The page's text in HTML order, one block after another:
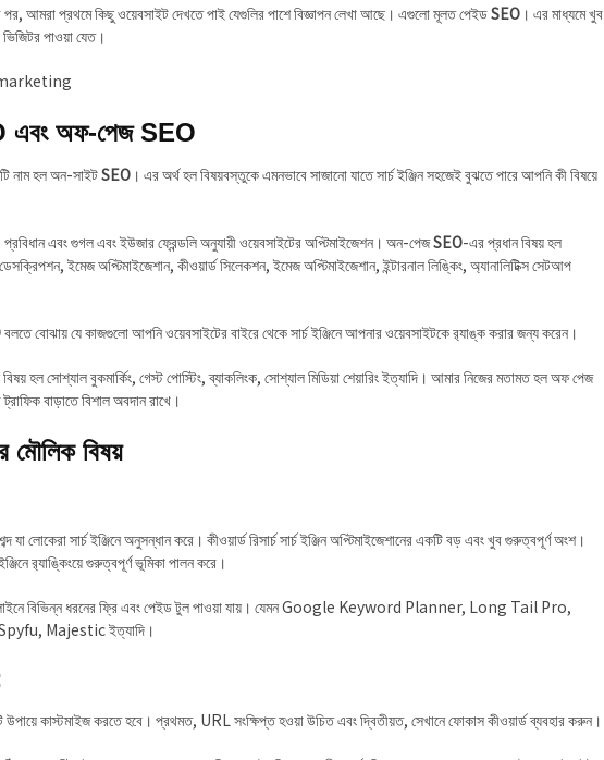
আমরা প্রথমে কিছু ওয়েবসাইট দেখতে পাই যেগুলির পাশে বিজ্ঞাপন লেখা আছে। এগুলো মূলত পেইডSEO । এর মাধ্যমে খুব
পাওয়া যেত।
এবং অফ-পেজ SEO
নাম হল অন-সাইটSEO । এর অর্থ হল বিষয়বস্তুকে এমনভাবে সাজানো যাতে সার্চ ইঞ্জিন সহজেই বুঝতে পারে আপনি কী বিষয়ে
এবং গুগল এবং ইউজার ফ্রেন্ডলি অনুযায়ী ওয়েবসাইটের অপ্টিমাইজেশন। অন-পেজSEO-এর প্রধান বিষয় হল
ইমেজ অপ্টিমাইজেশান, কীওয়ার্ড সিলেকশন, ইমেজ অপ্টিমাইজেশান, ইন্টারনাল লিঙ্কিং, অ্যানালিটিক্স সেটআপ
বলতে বোঝায় যে কাজগুলো আপনি ওয়েবসাইটের বাইরে থেকে সার্চ ইঞ্জিনে আপনার ওয়েবসাইটকে র‌্যাঙ্ক করার জন্য করেন।
হল সোশ্যাল বুকমার্কিং, গেস্ট পোস্টিং, ব্যাকলিংক, সোশ্যাল মিডিয়া শেয়ারিং ইত্যাদি। আমার নিজের মতামত হল অফ পেজ
বাড়াতে বিশাল অবদান রাখে।
মৌলিক বিষয়
যা লোকেরা সার্চ ইঞ্জিনে অনুসন্ধান করে। কীওয়ার্ড রিসার্চ সার্চ ইঞ্জিন অপ্টিমাইজেশানের একটি বড় এবং খুব গুরুত্বপূর্ণ অংশ।
ইঞ্জিনে র‌্যাঙ্কিংয়ে গুরুত্বপূর্ণ ভূমিকা পালন করে।
বিভিন্ন ধরনের ফ্রি এবং পেইড টুল পাওয়া যায়। যেমন Google Keyword Planner, Long Tail Pro,
Majestic ইত্যাদি।
কাস্টমাইজ করতে হবে। প্রথমত, URL সংক্ষিপ্ত হওয়া উচিত এবং দ্বিতীয়ত, সেখানে ফোকাস কীওয়ার্ড ব্যবহার করুন।